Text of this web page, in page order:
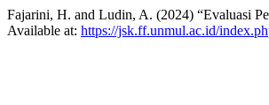
Fajarini, H. and Ludin, A. (2024) “Evaluasi
Available at: https://jsk.ff.unmul.ac.id/